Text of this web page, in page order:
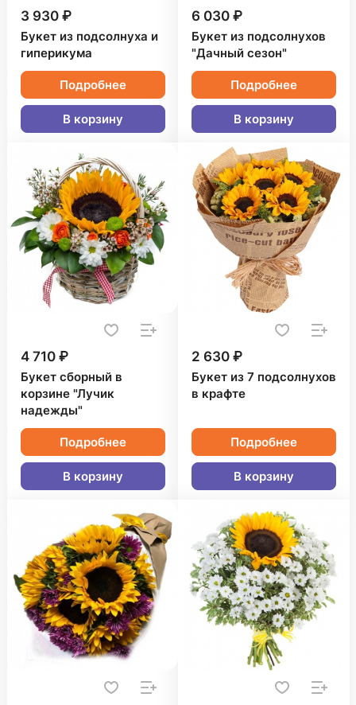
3 930 ₽
Букет из подсолнуха и
гиперикума
Подробнее
В корзину
6 030 ₽
Букет из подсолнухов
"Дачный сезон"
Подробнее
В корзину
4 710 ₽
Букет сборный в
корзине "Лучик
надежды"
Подробнее
В корзину
2 630 ₽
Букет из 7 подсолнухов
в крафте
Подробнее
В корзину